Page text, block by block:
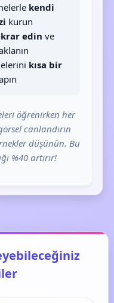
kendi
kurun
edin ve
kısa bir
öğrenirken her
canlandırın
düşünün. Bu
%40 artırır!